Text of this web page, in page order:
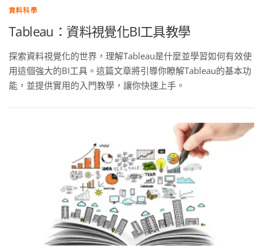
資料科學
Tableau：資料視覺化BI工具教學
探索資料視覺化的世界，理解Tableau是什麼並學習如何有效使
用這個強大的BI工具。這篇文章將引導你瞭解Tableau的基本功
能，並提供實用的入門教學，讓你快速上手。